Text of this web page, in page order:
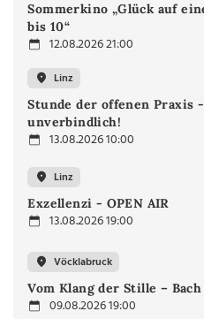
Sommerkino „Glück auf
bis 10“
12.08.2026 21:00
Linz
Stunde der offenen Praxis
unverbindlich!
13.08.2026 10:00
Linz
Exzellenzi - OPEN AIR
13.08.2026 19:00
Vöcklabruck
Vom Klang der Stille –
09.08.2026 19:00